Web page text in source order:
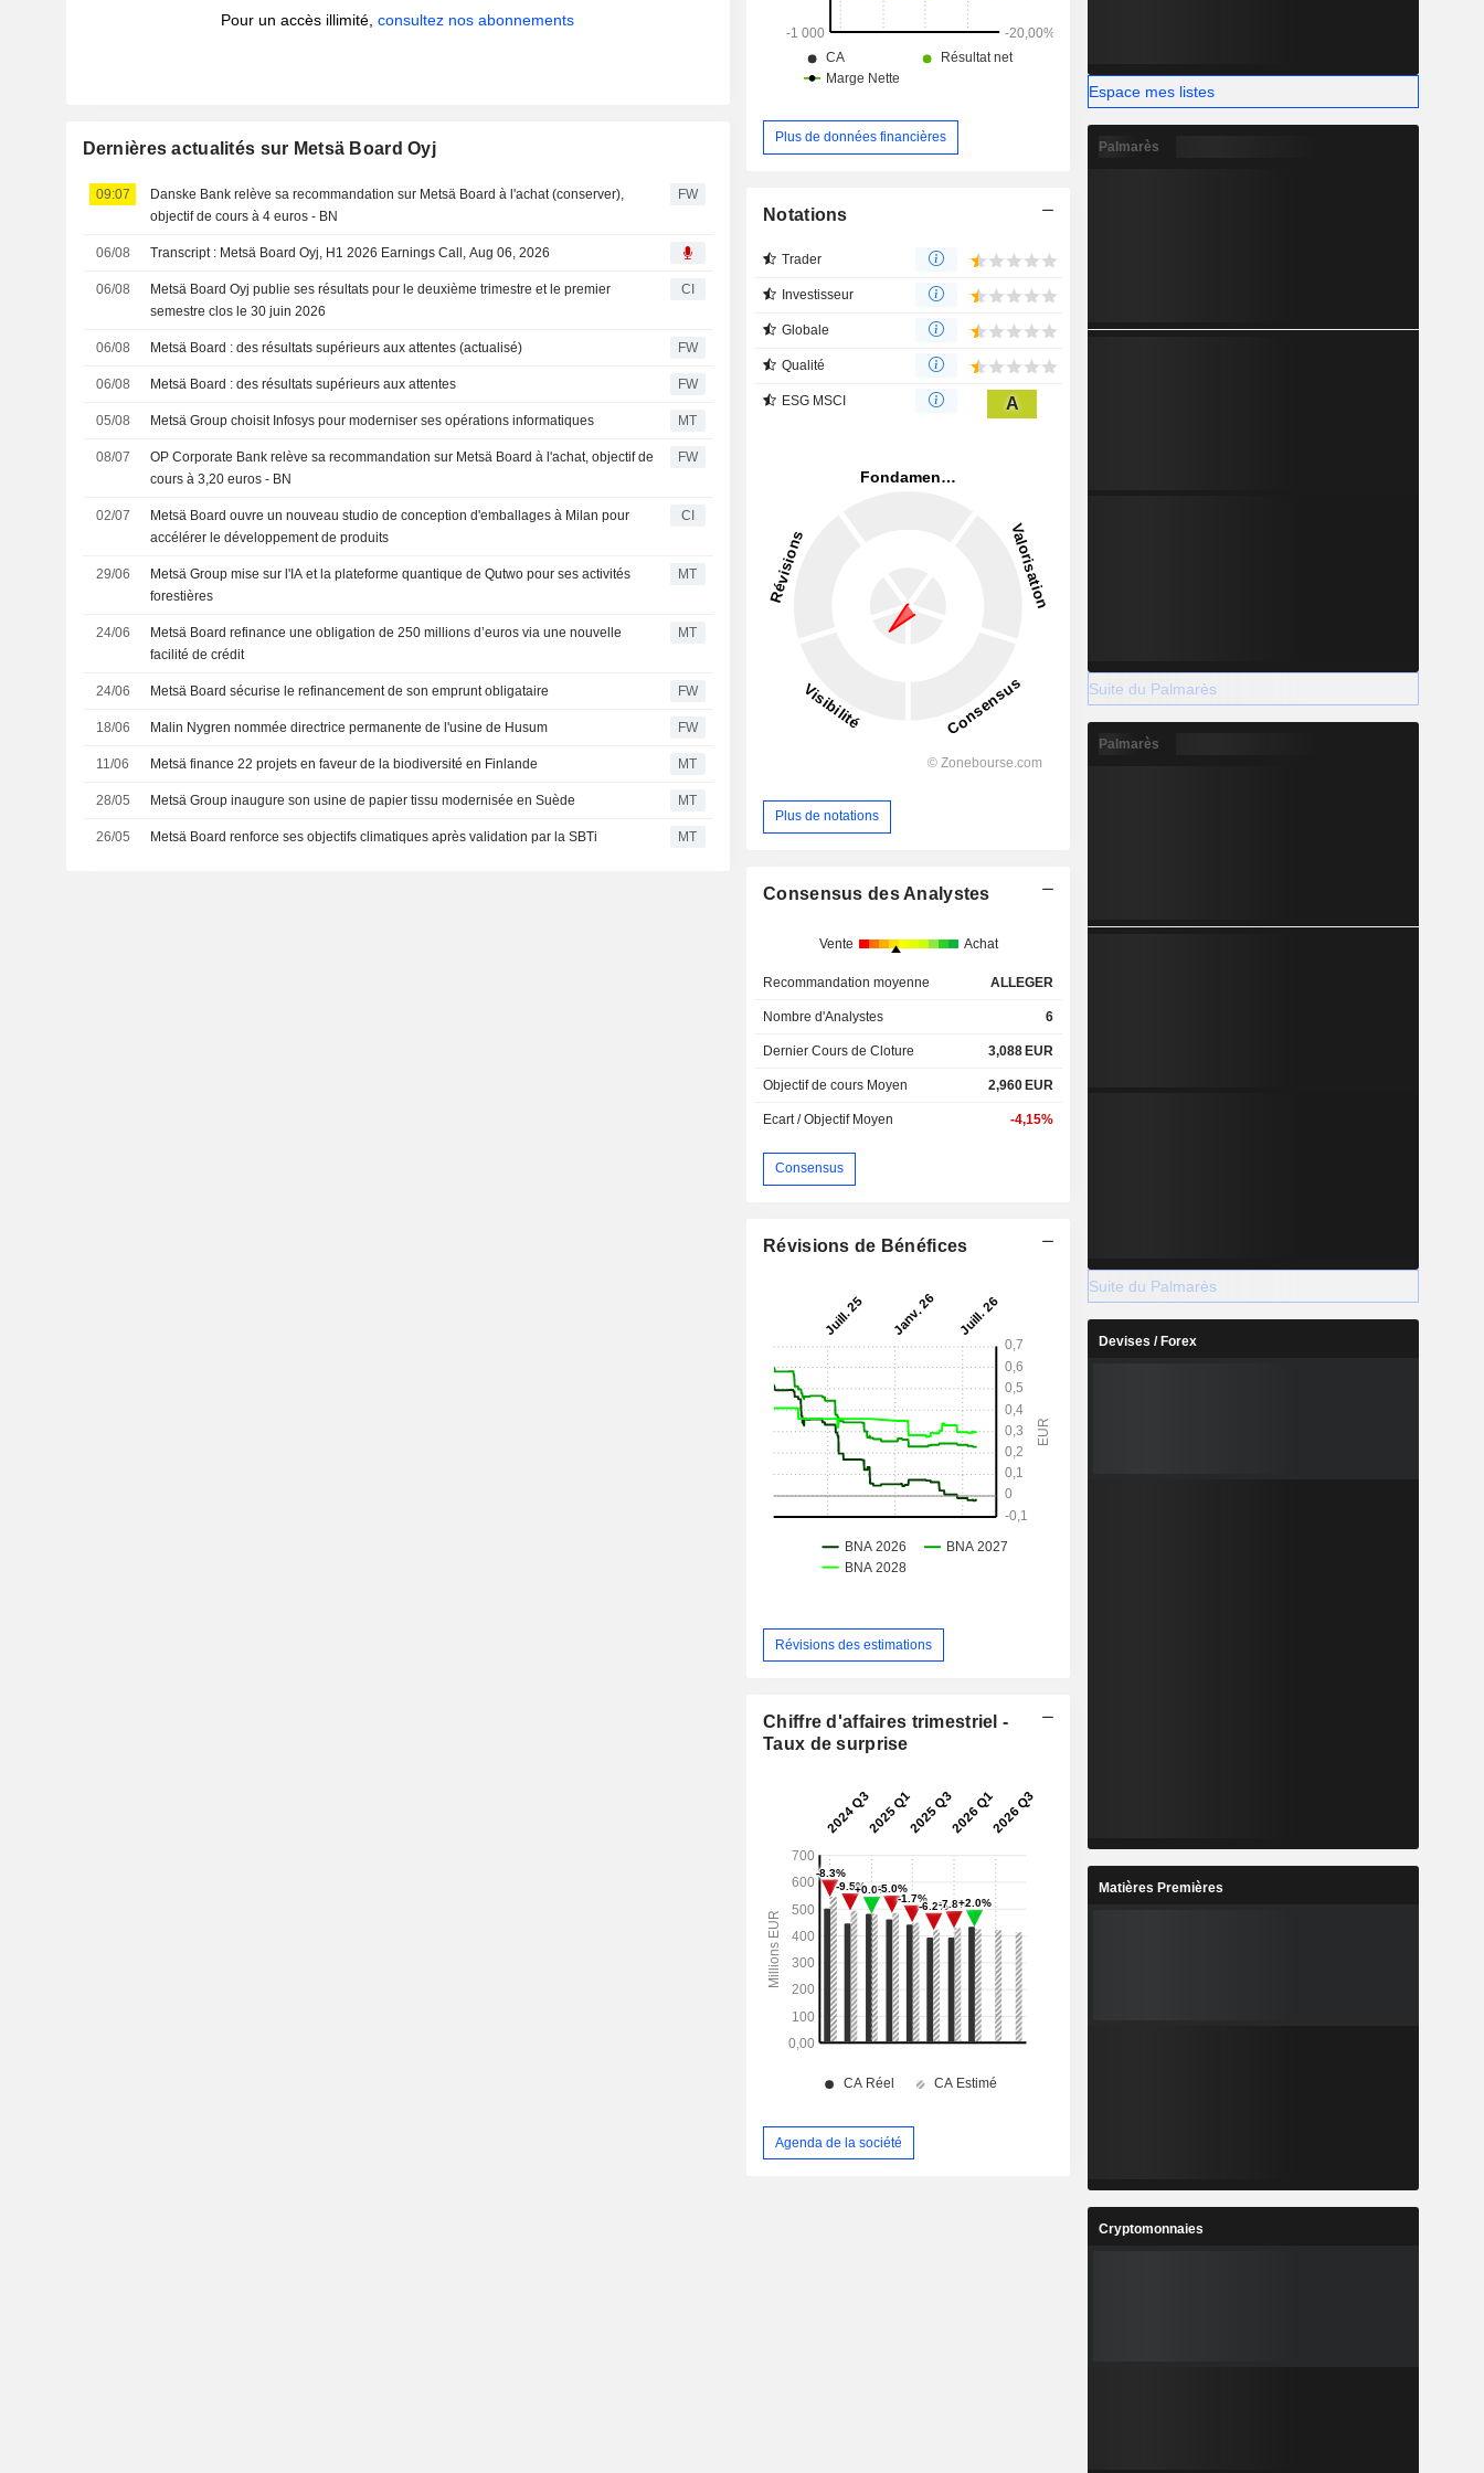
Pour un accès illimité,consultez nos abonnements
Dernières actualités sur Metsä Board Oyj
09:07
Danske Bank relève sa recommandation sur Metsä Board à l'achat (conserver),
objectif de cours à 4 euros - BN
FW
06/08 Transcript : Metsä Board Oyj, H1 2026 Earnings Call, Aug 06, 2026
06/08
Metsä Board Oyj publie ses résultats pour le deuxième trimestre et le premier
semestre clos le 30 juin 2026
CI
06/08 Metsä Board : des résultats supérieurs aux attentes (actualisé) FW
06/08 Metsä Board : des résultats supérieurs aux attentes FW
05/08 Metsä Group choisit Infosys pour moderniser ses opérations informatiques MT
08/07
OP Corporate Bank relève sa recommandation sur Metsä Board à l'achat, objectif de
cours à 3,20 euros - BN
FW
02/07
Metsä Board ouvre un nouveau studio de conception d'emballages à Milan pour
accélérer le développement de produits
CI
29/06
Metsä Group mise sur l'IA et la plateforme quantique de Qutwo pour ses activités
forestières
MT
24/06
Metsä Board refinance une obligation de 250 millions d’euros via une nouvelle
facilité de crédit
MT
24/06 Metsä Board sécurise le refinancement de son emprunt obligataire FW
18/06 Malin Nygren nommée directrice permanente de l'usine de Husum FW
11/06 Metsä finance 22 projets en faveur de la biodiversité en Finlande MT
28/05 Metsä Group inaugure son usine de papier tissu modernisée en Suède MT
26/05 Metsä Board renforce ses objectifs climatiques après validation par la SBTi MT
Plus de données financières
Notations
Trader
Investisseur
Globale
Qualité
ESG MSCI A
Plus de notations
Consensus des Analystes
Vente Achat
Recommandation moyenne ALLEGER
Nombre d'Analystes 6
Dernier Cours de Cloture 3,088EUR
Objectif de cours Moyen 2,960EUR
Ecart / Objectif Moyen -4,15%
Consensus
Révisions de Bénéfices
Révisions des estimations
Chiffre d'affaires trimestriel -
Taux de surprise
Agenda de la société
Espace mes listes
Palmarès
Suite du Palmarès
Palmarès
Suite du Palmarès
Devises / Forex
Matières Premières
Cryptomonnaies